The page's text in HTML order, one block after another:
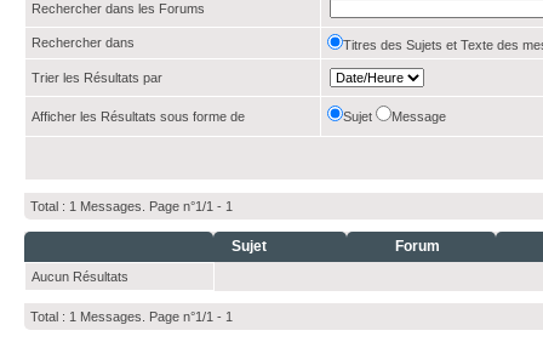
Rechercher dans les Forums
Rechercher dans Titres des Sujets et Texte des
Trier les Résultats par
Afficher les Résultats sous forme de Sujet Message
Total : 1 Messages. Page n°1/1 - 1
Sujet Forum
Aucun Résultats
Total : 1 Messages. Page n°1/1 - 1